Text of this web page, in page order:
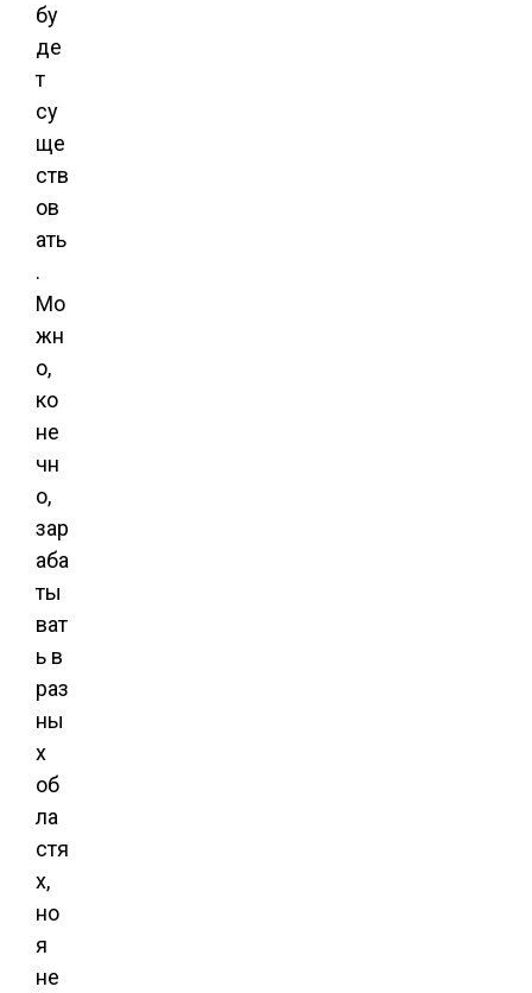
бу
де
т
су
ще
ств
ов
ать
.
Мо
жн
о,
ко
не
чн
о,
зар
аба
ты
ват
ь в
раз
ны
х
об
ла
стя
х,
но
я
не